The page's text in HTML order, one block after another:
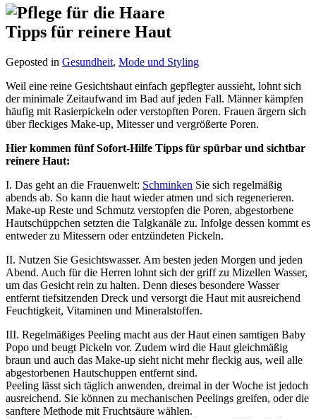
Tipps für reinere Haut
Geposted in Gesundheit, Mode und Styling
Weil eine reine Gesichtshaut einfach gepflegter aussieht, lohnt sich
der minimale Zeitaufwand im Bad auf jeden Fall. Männer kämpfen
häufig mit Rasierpickeln oder verstopften Poren. Frauen ärgern sich
über fleckiges Make-up, Mitesser und vergrößerte Poren.
Hier kommen fünf Sofort-Hilfe Tipps für spürbar und sichtbar
reinere Haut:
I. Das geht an die Frauenwelt: Schminken Sie sich regelmäßig
abends ab. So kann die haut wieder atmen und sich regenerieren.
Make-up Reste und Schmutz verstopfen die Poren, abgestorbene
Hautschüppchen setzten die Talgkanäle zu. Infolge dessen kommt es
entweder zu Mitessern oder entzündeten Pickeln.
II. Nutzen Sie Gesichtswasser. Am besten jeden Morgen und jeden
Abend. Auch für die Herren lohnt sich der griff zu Mizellen Wasser,
um das Gesicht rein zu halten. Denn dieses besondere Wasser
entfernt tiefsitzenden Dreck und versorgt die Haut mit ausreichend
Feuchtigkeit, Vitaminen und Mineralstoffen.
III. Regelmäßiges Peeling macht aus der Haut einen samtigen Baby
Popo und beugt Pickeln vor. Zudem wird die Haut gleichmäßig
braun und auch das Make-up sieht nicht mehr fleckig aus, weil alle
abgestorbenen Hautschuppen entfernt sind.
Peeling lässt sich täglich anwenden, dreimal in der Woche ist jedoch
ausreichend. Sie können zu mechanischen Peelings greifen, oder die
sanftere Methode mit Fruchtsäure wählen.